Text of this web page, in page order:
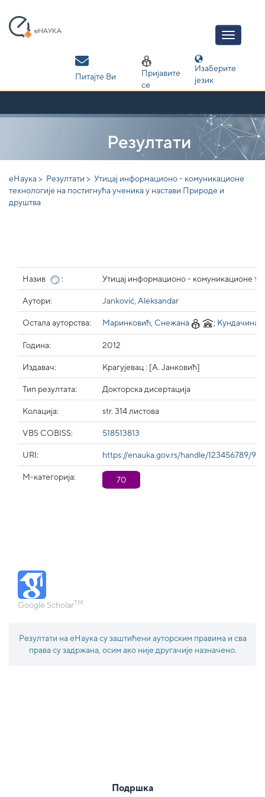
navigation
Питајте Ви
Пријавите
се
Изаберите
језик
Резултати
еНаука > Резултати > Утицај информационо - комуникационе
технологије на постигнућа ученика у настави Природе и
друштва
Назив : Утицај информационо - комуникационе
Аутори: Janković, Aleksandar
Остала ауторства: Маринковић, Снежана ; Кундачина,
Година: 2012
Издавач: Крагујевац : [А. Јанковић]
Тип резултата: Докторска дисертација
Колација: str. 314 листова
VBS COBISS: 518513813
URI: https://enauka.gov.rs/handle/123456789/
М-категорија: 70
Google ScholarTM
Резултати на еНаука су заштићени ауторским правима и сва
права су задржана, осим ако није другачије назначено.
Подршка